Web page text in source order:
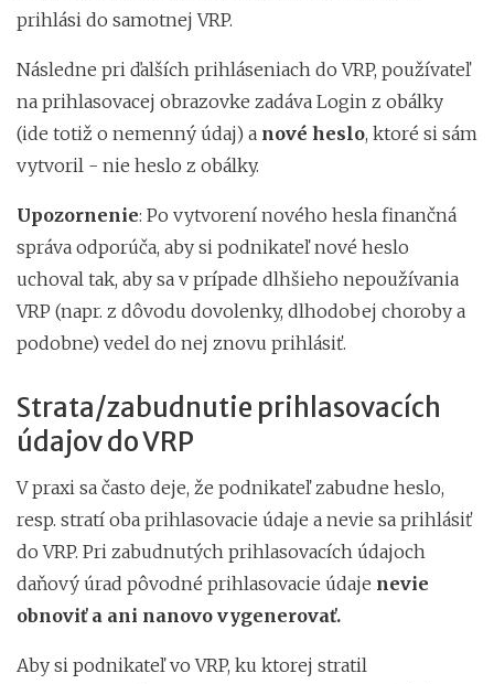
prihlási do samotnej VRP.
Následne pri ďalších prihláseniach do VRP, používateľ
na prihlasovacej obrazovke zadáva Login z obálky
(ide totiž o nemenný údaj) a nové heslo, ktoré si sám
vytvoril - nie heslo z obálky.
Upozornenie: Po vytvorení nového hesla finančná
správa odporúča, aby si podnikateľ nové heslo
uchoval tak, aby sa v prípade dlhšieho nepoužívania
VRP (napr. z dôvodu dovolenky, dlhodobej choroby a
podobne) vedel do nej znovu prihlásiť.
Strata/zabudnutie prihlasovacích
údajov do VRP
V praxi sa často deje, že podnikateľ zabudne heslo,
resp. stratí oba prihlasovacie údaje a nevie sa prihlásiť
do VRP. Pri zabudnutých prihlasovacích údajoch
daňový úrad pôvodné prihlasovacie údaje nevie
obnoviť a ani nanovo vygenerovať.
Aby si podnikateľ vo VRP, ku ktorej stratil